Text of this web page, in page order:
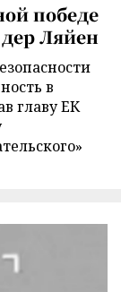
победе
Ляйен
в
главу ЕК